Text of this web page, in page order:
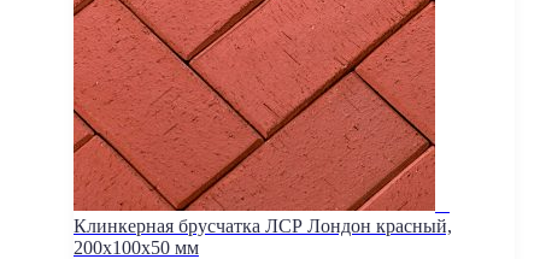
Клинкерная брусчатка ЛСР Лондон красный,
200x100x50 мм